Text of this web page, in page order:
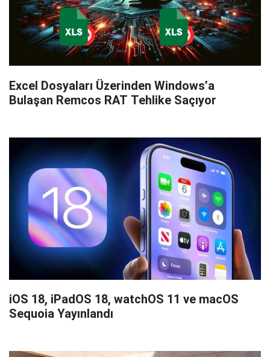
Excel Dosyaları Üzerinden Windows’a
Bulaşan Remcos RAT Tehlike Saçıyor
iOS 18, iPadOS 18, watchOS 11 ve macOS
Sequoia Yayınlandı